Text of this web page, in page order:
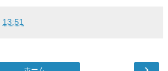
13:51